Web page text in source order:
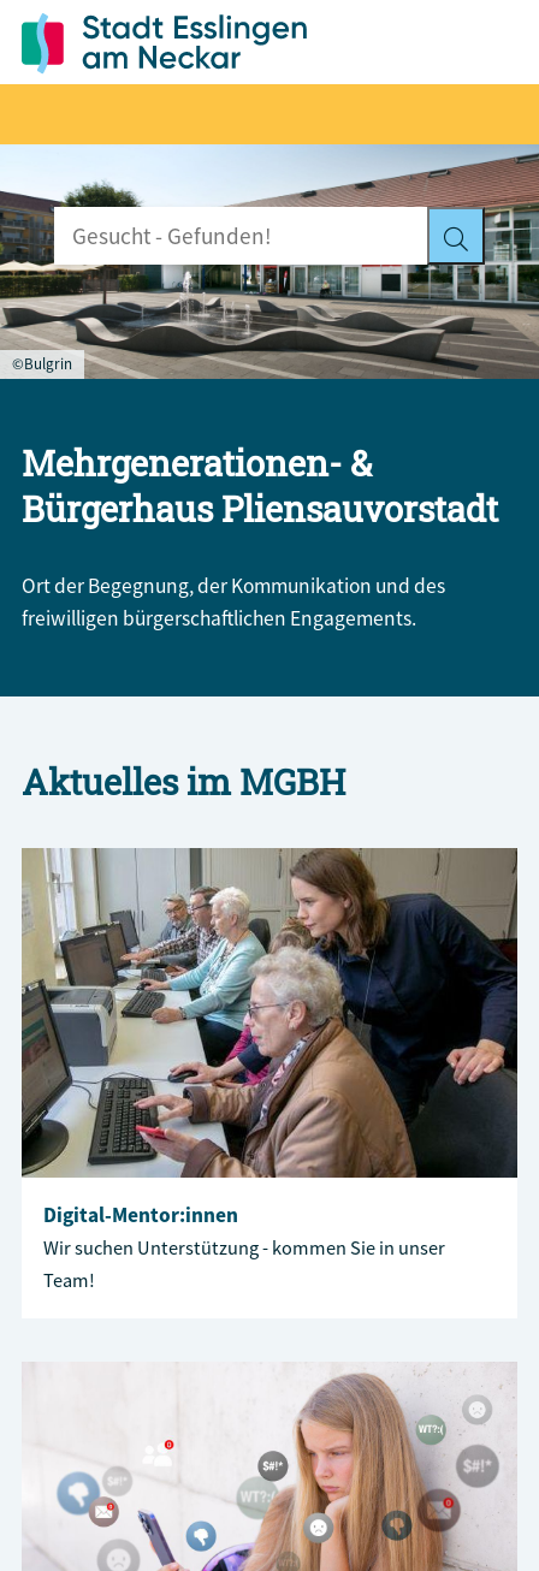
©Bulgrin
Mehrgenerationen- &
Bürgerhaus Pliensauvorstadt
Ort der Begegnung, der Kommunikation und des
freiwilligen bürgerschaftlichen Engagements.
Aktuelles im MGBH
Digital-Mentor:innen
Wir suchen Unterstützung - kommen Sie in unser
Team!